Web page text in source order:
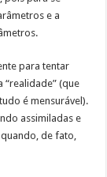
e a
para tentar
(que
é mensurável).
assimiladas e
de fato,